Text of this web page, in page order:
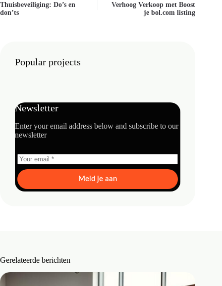
Thuisbeveiliging: Do’s en
don’ts
Verhoog Verkoop met Boost
je bol.com listing
Popular projects
Newsletter
Enter your email address below and subscribe to our
newsletter
Meld je aan
Gerelateerde berichten